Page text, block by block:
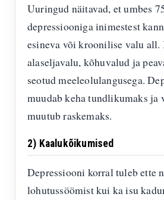
Uuringud näitavad, et umbes
depressiooniga inimestest
esineva või kroonilise valu all.
alaseljavalu, kõhuvalud ja
seotud meeleolulangusega.
muudab keha tundlikumaks ja
muutub raskemaks.
2) Kaalukõikumised
Depressiooni korral tuleb ette
lohutussöömist kui ka isu